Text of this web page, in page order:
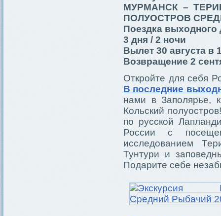
МУРМАНСК –
ПОЛУОСТРОВ
Поездка выходного
3 дня / 2 ночи
Вылет 30 августа в
Возвращение 2
Откройте для себя
В последние
нами в Заполярье,
Кольский
по русской
России с
исследованием
Тунтури и
Подарите себе